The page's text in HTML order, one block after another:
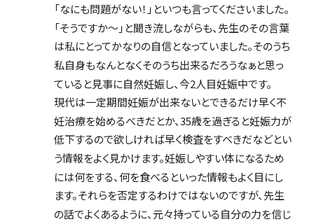
「なにも問題がない！」といつも言ってくださいました。
「そうですか〜」と聞き流しながらも、先生のその言葉
は私にとってかなりの自信となっていました。そのうち
私自身もなんとなくそのうち出来るだろうなぁと思っ
ていると見事に自然妊娠し、今2人目妊娠中です。
現代は一定期間妊娠が出来ないとできるだけ早く不
妊治療を始めるべきだとか、35歳を過ぎると妊娠力が
低下するので欲しければ早く検査をすべきだなどとい
う情報をよく見かけます。妊娠しやすい体になるため
には何をする、何を食べるといった情報もよく目にし
ます。それらを否定するわけではないのですが、先生
の話でよくあるように、元々持っている自分の力を信じ